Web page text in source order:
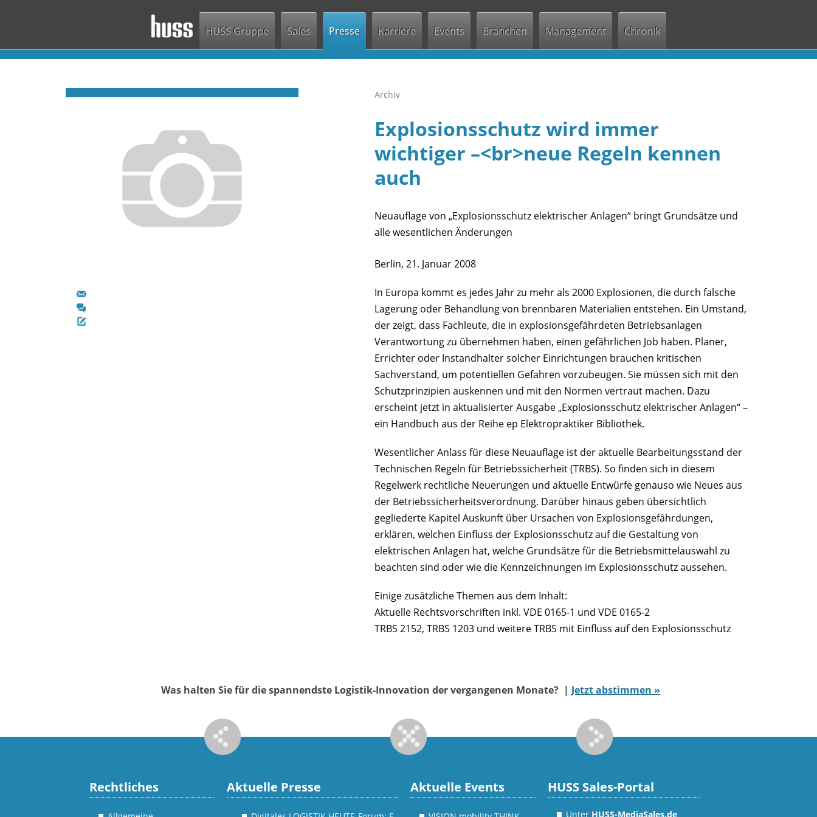
HUSS Gruppe
Sales Presse Karriere Events Branchen Management Chronik
Archiv
Explosionsschutz wird immer
wichtiger –<br>neue Regeln kennen
auch
Neuauflage von „Explosionsschutz elektrischer Anlagen“ bringt Grundsätze und
alle wesentlichen Änderungen
Berlin, 21. Januar 2008
In Europa kommt es jedes Jahr zu mehr als 2000 Explosionen, die durch falsche
Lagerung oder Behandlung von brennbaren Materialien entstehen. Ein Umstand,
der zeigt, dass Fachleute, die in explosionsgefährdeten Betriebsanlagen
Verantwortung zu übernehmen haben, einen gefährlichen Job haben. Planer,
Errichter oder Instandhalter solcher Einrichtungen brauchen kritischen
Sachverstand, um potentiellen Gefahren vorzubeugen. Sie müssen sich mit den
Schutzprinzipien auskennen und mit den Normen vertraut machen. Dazu
erscheint jetzt in aktualisierter Ausgabe „Explosionsschutz elektrischer Anlagen“ –
ein Handbuch aus der Reihe ep Elektropraktiker Bibliothek.
Wesentlicher Anlass für diese Neuauflage ist der aktuelle Bearbeitungsstand der
Technischen Regeln für Betriebssicherheit (TRBS). So finden sich in diesem
Regelwerk rechtliche Neuerungen und aktuelle Entwürfe genauso wie Neues aus
der Betriebssicherheitsverordnung. Darüber hinaus geben übersichtlich
gegliederte Kapitel Auskunft über Ursachen von Explosionsgefährdungen,
erklären, welchen Einfluss der Explosionsschutz auf die Gestaltung von
elektrischen Anlagen hat, welche Grundsätze für die Betriebsmittelauswahl zu
beachten sind oder wie die Kennzeichnungen im Explosionsschutz aussehen.
Einige zusätzliche Themen aus dem Inhalt:
Aktuelle Rechtsvorschriften inkl. VDE 0165-1 und VDE 0165-2
TRBS 2152, TRBS 1203 und weitere TRBS mit Einfluss auf den Explosionsschutz
Rechtliches Aktuelle Presse Aktuelle Events HUSS Sales-Portal
Unter HUSS-MediaSales.de
Was halten Sie für die spannendste Logistik-Innovation der vergangenen Monate? | Jetzt abstimmen »